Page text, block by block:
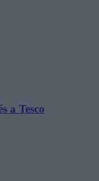
a Tesco